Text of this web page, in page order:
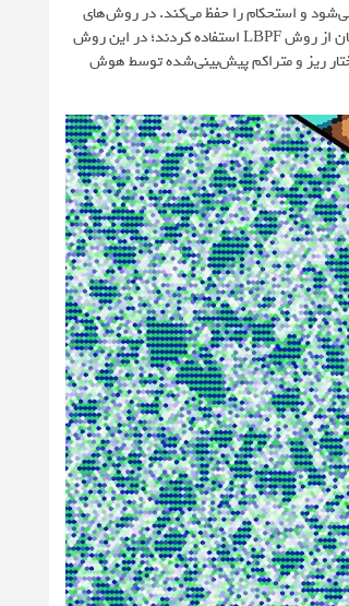
و استحکام را حفظ می‌کند. در روش‌های
سنتی ریخته‌گری، فلز به آرامی خنک می‌شود که باعث بزرگ‌شدن ذرات و کاهش مقاومت آن‌ها می‌گردد. اما محققان از روش LBPF استفاده کردند؛ در این روش
ریز و متراکم پیش‌بینی‌شده توسط هوش